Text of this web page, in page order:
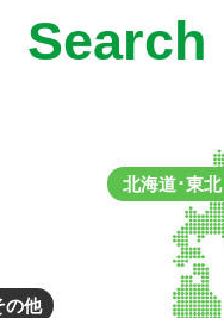
Search
北海道･東北
の他